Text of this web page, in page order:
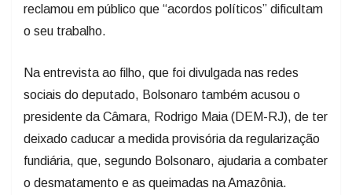
reclamou em público que “acordos políticos” dificultam
o seu trabalho.
Na entrevista ao filho, que foi divulgada nas redes
sociais do deputado, Bolsonaro também acusou o
presidente da Câmara, Rodrigo Maia (DEM-RJ), de ter
deixado caducar a medida provisória da regularização
fundiária, que, segundo Bolsonaro, ajudaria a combater
o desmatamento e as queimadas na Amazônia.